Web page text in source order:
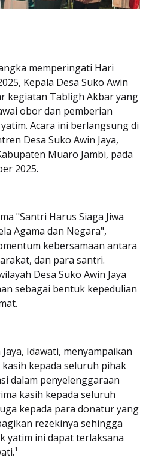
memperingati Hari
Kepala Desa Suko Awin
kegiatan Tabligh Akbar yang
obor dan pemberian
Acara ini berlangsung di
Desa Suko Awin Jaya,
Muaro Jambi, pada
2025.
"Santri Harus Siaga Jiwa
Agama dan Negara",
kebersamaan antara
dan para santri.
Desa Suko Awin Jaya
sebagai bentuk kepedulian
Idawati, menyampaikan
kepada seluruh pihak
dalam penyelenggaraan
kasih kepada seluruh
kepada para donatur yang
rezekinya sehingga
yatim ini dapat terlaksana